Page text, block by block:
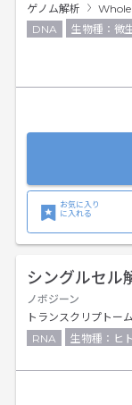
ゲノム解析
DNA
生物種：微
お気に入り
に入れる
シングルセル
ノボジーン
トランスクリプトー
RNA
生物種：ヒト